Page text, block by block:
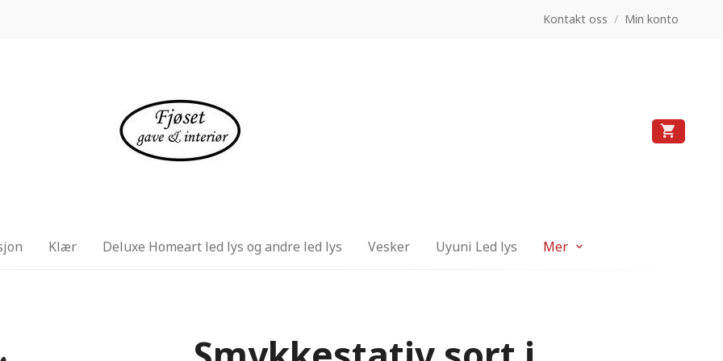
Kontakt oss / Min konto
Klær Deluxe Homeart led lys og andre led lys Vesker Uyuni Led lys Mer